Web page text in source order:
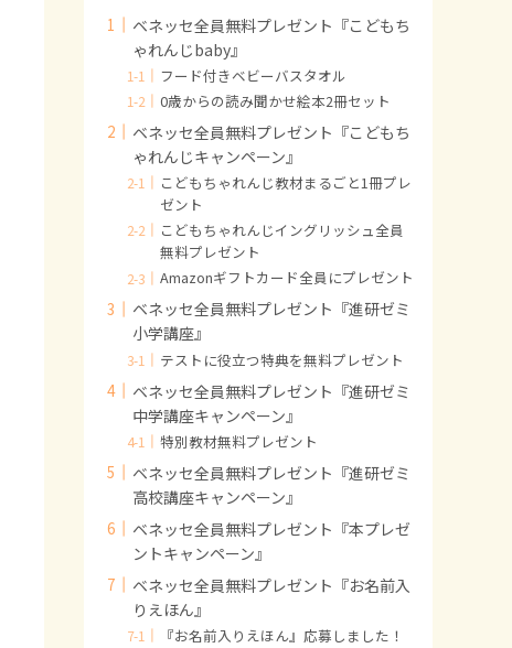
ベネッセ全員無料プレゼント『こどもち
ゃれんじbaby』
フード付きベビーバスタオル
0歳からの読み聞かせ絵本2冊セット
ベネッセ全員無料プレゼント『こどもち
ゃれんじキャンペーン』
こどもちゃれんじ教材まるごと1冊プレ
ゼント
こどもちゃれんじイングリッシュ全員
無料プレゼント
Amazonギフトカード全員にプレゼント
ベネッセ全員無料プレゼント『進研ゼミ
小学講座』
テストに役立つ特典を無料プレゼント
ベネッセ全員無料プレゼント『進研ゼミ
中学講座キャンペーン』
特別教材無料プレゼント
ベネッセ全員無料プレゼント『進研ゼミ
高校講座キャンペーン』
ベネッセ全員無料プレゼント『本プレゼ
ントキャンペーン』
ベネッセ全員無料プレゼント『お名前入
りえほん』
『お名前入りえほん』応募しました！